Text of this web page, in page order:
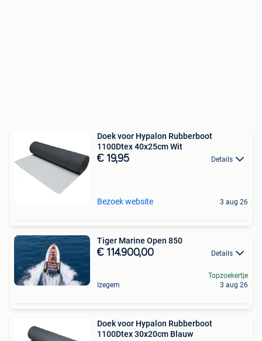
Doek voor Hypalon Rubberboot
1100Dtex 40x25cm Wit
€ 19,95 Details
Bezoek website 3 aug 26
Tiger Marine Open 850
€ 114.900,00 Details
Izegem
Topzoekertje
3 aug 26
Doek voor Hypalon Rubberboot
1100Dtex 30x20cm Blauw